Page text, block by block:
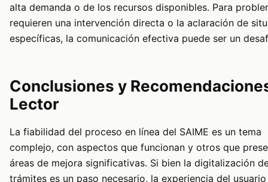
alta demanda o de los recursos disponibles. Para
requieren una intervención directa o la aclaración de
específicas, la comunicación efectiva puede ser un
Conclusiones y
Lector
La fiabilidad del proceso en línea del SAIME es un tema
complejo, con aspectos que funcionan y otros que
áreas de mejora significativas. Si bien la digitalización
trámites es un paso necesario, la experiencia del